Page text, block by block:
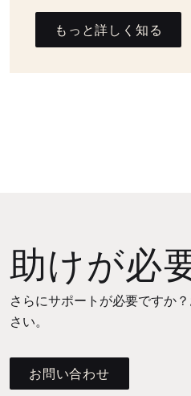
もっと詳しく知る
助けが必
さらにサポートが必要ですか
さい。
お問い合わせ